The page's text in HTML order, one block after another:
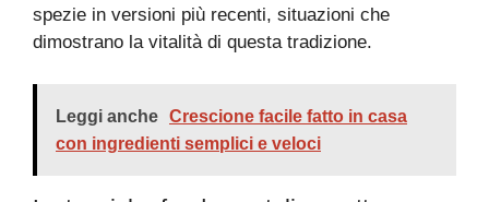
spezie in versioni più recenti, situazioni che
dimostrano la vitalità di questa tradizione.
Leggi anche Crescione facile fatto in casa
con ingredienti semplici e veloci